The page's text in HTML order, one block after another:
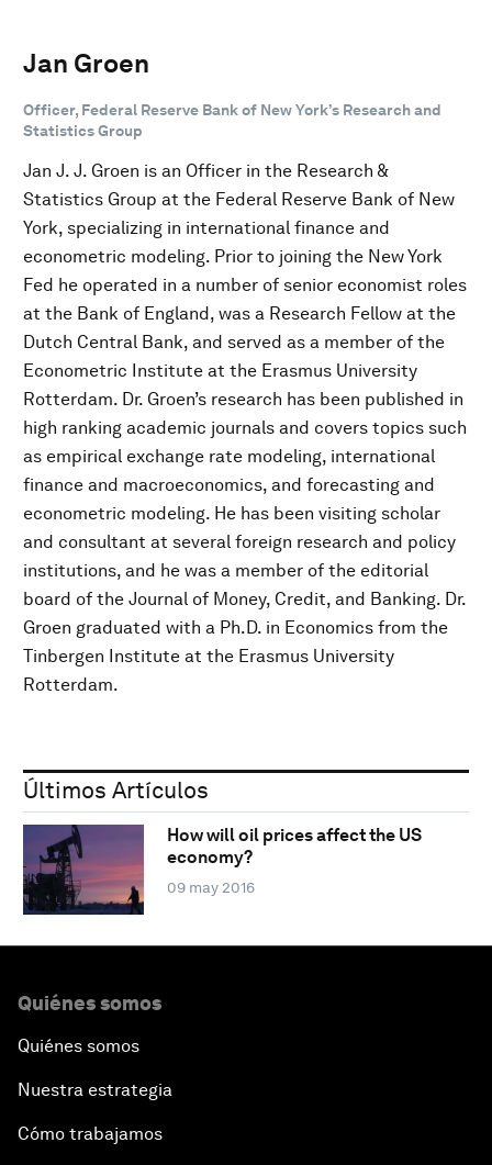
Jan Groen
Officer, Federal Reserve Bank of New York’s Research and
Statistics Group
Jan J. J. Groen is an Officer in the Research &
Statistics Group at the Federal Reserve Bank of New
York, specializing in international finance and
econometric modeling. Prior to joining the New York
Fed he operated in a number of senior economist roles
at the Bank of England, was a Research Fellow at the
Dutch Central Bank, and served as a member of the
Econometric Institute at the Erasmus University
Rotterdam. Dr. Groen’s research has been published in
high ranking academic journals and covers topics such
as empirical exchange rate modeling, international
finance and macroeconomics, and forecasting and
econometric modeling. He has been visiting scholar
and consultant at several foreign research and policy
institutions, and he was a member of the editorial
board of the Journal of Money, Credit, and Banking. Dr.
Groen graduated with a Ph.D. in Economics from the
Tinbergen Institute at the Erasmus University
Rotterdam.
Últimos Artículos
How will oil prices affect the US
economy?
09 may 2016
Quiénes somos
Quiénes somos
Nuestra estrategia
Cómo trabajamos